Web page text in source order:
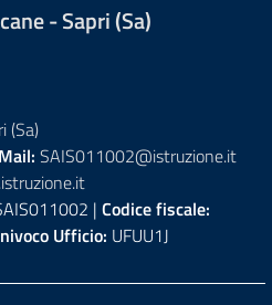
- Sapri (Sa)
(Sa)
Mail: SAIS011002@istruzione.it
| Codice fiscale:
Ufficio: UFUU1J